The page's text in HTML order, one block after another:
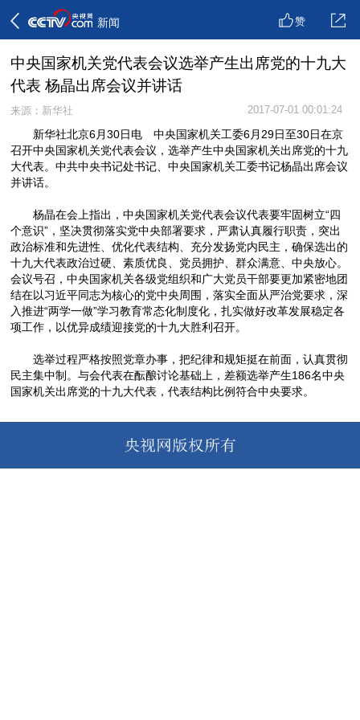
新闻 赞
中央国家机关党代表会议选举产生出席党的十九大
代表 杨晶出席会议并讲话
来源：新华社 2017-07-01 00:01:24
新华社北京6月30日电 中央国家机关工委6月29日至30日在京
召开中央国家机关党代表会议，选举产生中央国家机关出席党的十九
大代表。中共中央书记处书记、中央国家机关工委书记杨晶出席会议
并讲话。
杨晶在会上指出，中央国家机关党代表会议代表要牢固树立“四
个意识”，坚决贯彻落实党中央部署要求，严肃认真履行职责，突出
政治标准和先进性、优化代表结构、充分发扬党内民主，确保选出的
十九大代表政治过硬、素质优良、党员拥护、群众满意、中央放心。
会议号召，中央国家机关各级党组织和广大党员干部要更加紧密地团
结在以习近平同志为核心的党中央周围，落实全面从严治党要求，深
入推进“两学一做”学习教育常态化制度化，扎实做好改革发展稳定各
项工作，以优异成绩迎接党的十九大胜利召开。
选举过程严格按照党章办事，把纪律和规矩挺在前面，认真贯彻
民主集中制。与会代表在酝酿讨论基础上，差额选举产生186名中央
国家机关出席党的十九大代表，代表结构比例符合中央要求。